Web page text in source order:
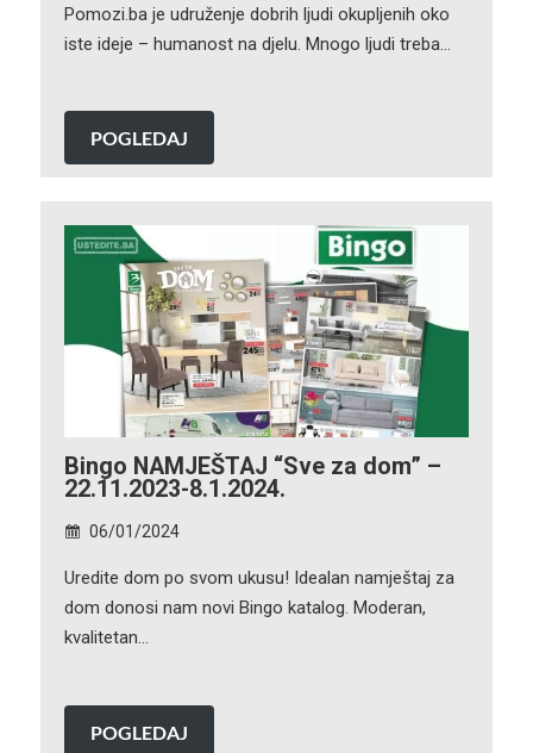
Pomozi.ba je udruženje dobrih ljudi okupljenih oko
iste ideje – humanost na djelu. Mnogo ljudi treba…
POGLEDAJ
Bingo NAMJEŠTAJ “Sve za dom” –
22.11.2023-8.1.2024.
06/01/2024
Uredite dom po svom ukusu! Idealan namještaj za
dom donosi nam novi Bingo katalog. Moderan,
kvalitetan…
POGLEDAJ